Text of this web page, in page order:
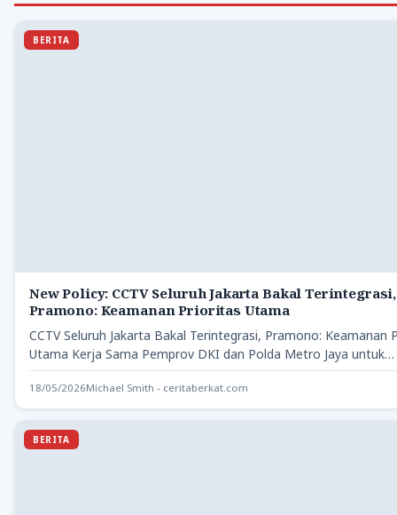
BERITA
New Policy: CCTV Seluruh Jakarta Bakal Terintegrasi,
Pramono: Keamanan Prioritas Utama
CCTV Seluruh Jakarta Bakal Terintegrasi, Pramono: Keamanan
Utama Kerja Sama Pemprov DKI dan Polda Metro Jaya untuk…
18/05/2026Michael Smith - ceritaberkat.com
BERITA